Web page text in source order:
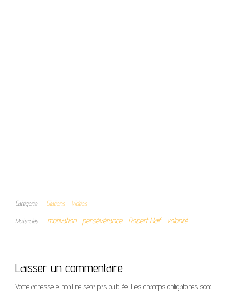
Catégorie Citations Vidéos
Mots-clés motivation persévérance Robert Half volonté
Laisser un commentaire
Votre adresse e-mail ne sera pas publiée. Les champs obligatoires sont